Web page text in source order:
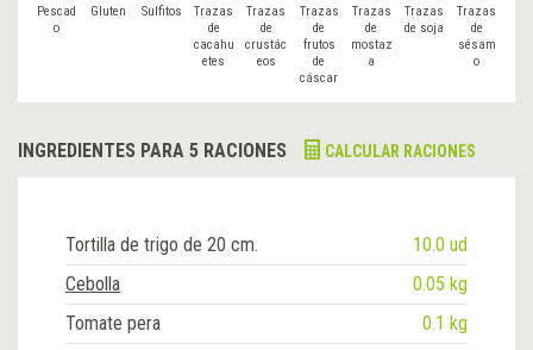
Pescad
o
Gluten Sulfitos
Trazas
de
cacahu
etes
Trazas
de
crustác
eos
Trazas
de
frutos
de
cáscar
Trazas
de
mostaz
a
Trazas
de soja
Trazas
de
sésam
o
INGREDIENTES PARA 5 RACIONES CALCULAR RACIONES
Tortilla de trigo de 20 cm.
10.0 ud
Cebolla
0.05 kg
Tomate pera
0.1 kg